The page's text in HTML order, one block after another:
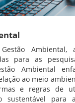
Gestão
para as
Ambiental
ao meio
e regras de
sustentável para